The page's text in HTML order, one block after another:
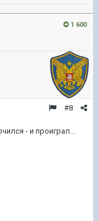
1 600
#8
- и проиграл...